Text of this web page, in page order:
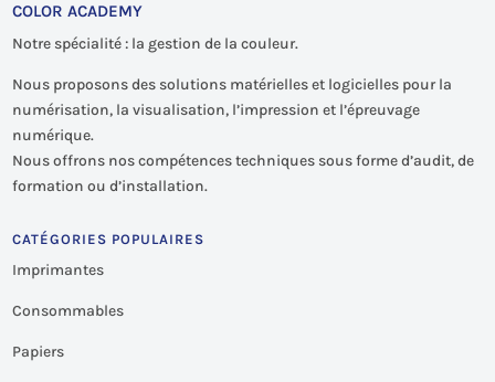
COLOR ACADEMY
Notre spécialité : la gestion de la couleur.
Nous proposons des solutions matérielles et logicielles pour la
numérisation, la visualisation, l’impression et l’épreuvage
numérique.
Nous offrons nos compétences techniques sous forme d’audit, de
formation ou d’installation.
CATÉGORIES POPULAIRES
Imprimantes
Consommables
Papiers